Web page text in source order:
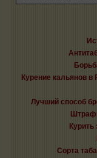
Курение кальянов в
Лучший способ
Курить
Сорта